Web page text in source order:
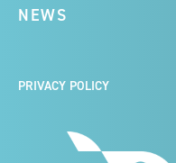
NEWS
PRIVACY POLICY